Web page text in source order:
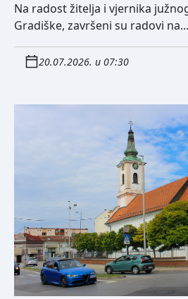
Na radost žitelja i vjernika
Gradiške, završeni su radovi na...
20.07.2026. u 07:30